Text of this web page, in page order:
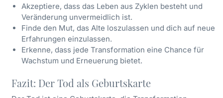
Akzeptiere, dass das Leben aus Zyklen besteht und
Veränderung unvermeidlich ist.
Finde den Mut, das Alte loszulassen und dich auf neue
Erfahrungen einzulassen.
Erkenne, dass jede Transformation eine Chance für
Wachstum und Erneuerung bietet.
Fazit: Der Tod als Geburtskarte